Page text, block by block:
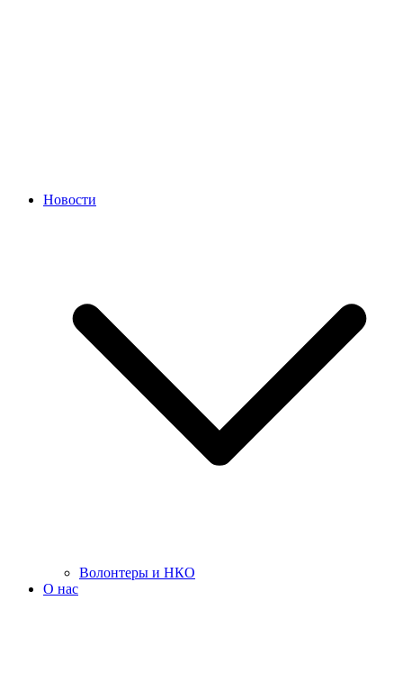
Новости
Волонтеры и НКО
О нас